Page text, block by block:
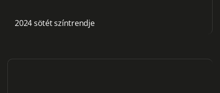
2024 sötét színtrendje